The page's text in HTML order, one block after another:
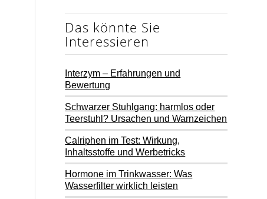
Das könnte Sie
Interessieren
Interzym – Erfahrungen und
Bewertung
Schwarzer Stuhlgang: harmlos oder
Teerstuhl? Ursachen und Warnzeichen
Calriphen im Test: Wirkung,
Inhaltsstoffe und Werbetricks
Hormone im Trinkwasser: Was
Wasserfilter wirklich leisten